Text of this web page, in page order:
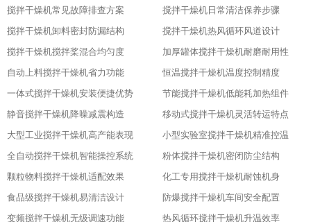
搅拌干燥机常见故障排查方案
搅拌干燥机日常清洁保养步骤
搅拌干燥机卸料密封防漏结构
搅拌干燥机热风循环风道设计
搅拌干燥机搅拌桨混合均匀度
加厚罐体搅拌干燥机耐磨耐用性
自动上料搅拌干燥机省力功能
恒温搅拌干燥机温度控制精度
一体式搅拌干燥机安装便捷优势
节能搅拌干燥机低能耗加热组件
静音搅拌干燥机降噪减震构造
移动式搅拌干燥机灵活转运特点
大型工业搅拌干燥机高产能表现
小型实验室搅拌干燥机精准控温
全自动搅拌干燥机智能操控系统
粉体搅拌干燥机密闭防尘结构
颗粒物料搅拌干燥机适配效果
化工专用搅拌干燥机耐蚀机身
食品级搅拌干燥机易清洁设计
防爆搅拌干燥机车间安全配置
变频搅拌干燥机无级调速功能
热风循环搅拌干燥机升温效率